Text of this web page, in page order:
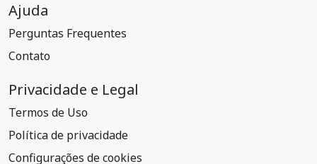
Ajuda
Perguntas Frequentes
Contato
Privacidade e Legal
Termos de Uso
Política de privacidade
Configurações de cookies